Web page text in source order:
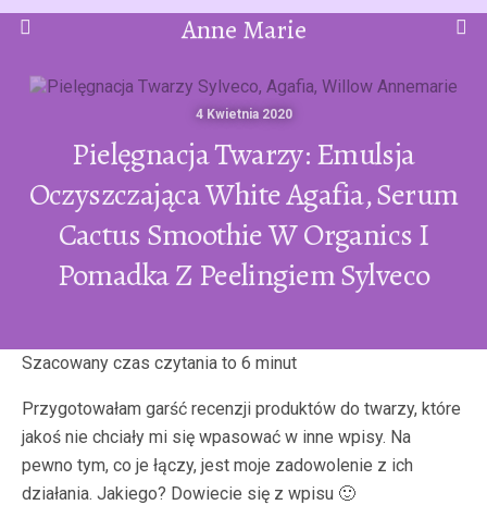
Anne Marie
4 Kwietnia 2020
Pielęgnacja Twarzy: Emulsja
Oczyszczająca White Agafia, Serum
Cactus Smoothie W Organics I
Pomadka Z Peelingiem Sylveco
Przygotowałam garść recenzji produktów do twarzy, które
jakoś nie chciały mi się wpasować w inne wpisy. Na
pewno tym, co je łączy, jest moje zadowolenie z ich
działania. Jakiego? Dowiecie się z wpisu 🙂